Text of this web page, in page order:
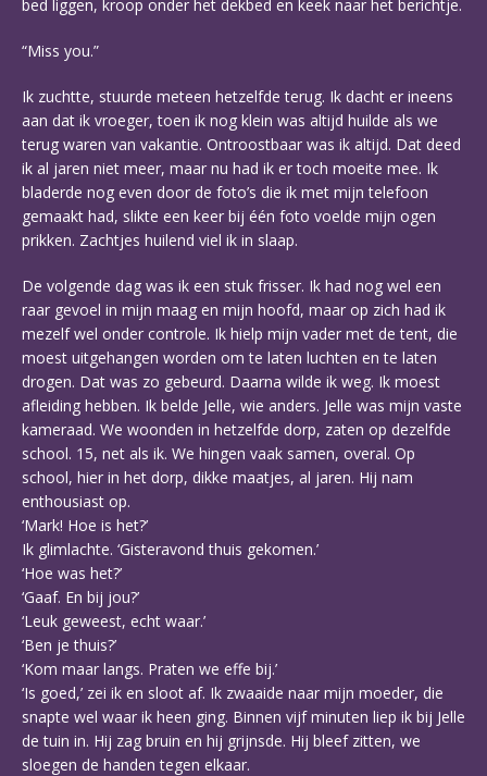
bed liggen, kroop onder het dekbed en keek naar het berichtje.
“Miss you.”
Ik zuchtte, stuurde meteen hetzelfde terug. Ik dacht er ineens
aan dat ik vroeger, toen ik nog klein was altijd huilde als we
terug waren van vakantie. Ontroostbaar was ik altijd. Dat deed
ik al jaren niet meer, maar nu had ik er toch moeite mee. Ik
bladerde nog even door de foto’s die ik met mijn telefoon
gemaakt had, slikte een keer bij één foto voelde mijn ogen
prikken. Zachtjes huilend viel ik in slaap.
De volgende dag was ik een stuk frisser. Ik had nog wel een
raar gevoel in mijn maag en mijn hoofd, maar op zich had ik
mezelf wel onder controle. Ik hielp mijn vader met de tent, die
moest uitgehangen worden om te laten luchten en te laten
drogen. Dat was zo gebeurd. Daarna wilde ik weg. Ik moest
afleiding hebben. Ik belde Jelle, wie anders. Jelle was mijn vaste
kameraad. We woonden in hetzelfde dorp, zaten op dezelfde
school. 15, net als ik. We hingen vaak samen, overal. Op
school, hier in het dorp, dikke maatjes, al jaren. Hij nam
enthousiast op.
‘Mark! Hoe is het?’
Ik glimlachte. ‘Gisteravond thuis gekomen.’
‘Hoe was het?’
‘Gaaf. En bij jou?’
‘Leuk geweest, echt waar.’
‘Ben je thuis?’
‘Kom maar langs. Praten we effe bij.’
‘Is goed,’ zei ik en sloot af. Ik zwaaide naar mijn moeder, die
snapte wel waar ik heen ging. Binnen vijf minuten liep ik bij Jelle
de tuin in. Hij zag bruin en hij grijnsde. Hij bleef zitten, we
sloegen de handen tegen elkaar.